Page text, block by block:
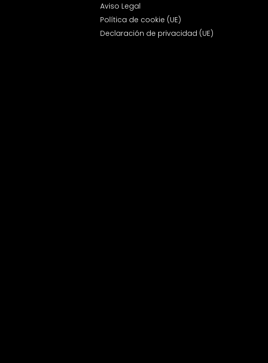
Aviso Legal
Política de cookie (UE)
Declaración de privacidad (UE)